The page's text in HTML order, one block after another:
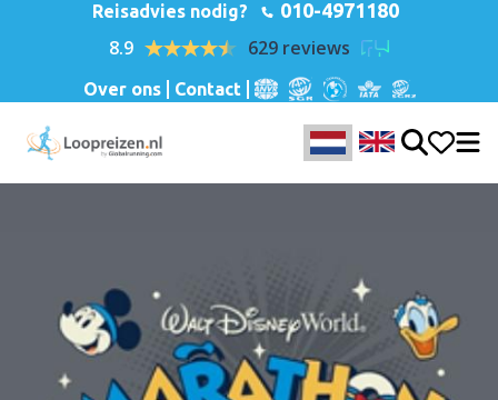
Reisadvies nodig? 010-4971180
8.9 629 reviews
Over ons Contact